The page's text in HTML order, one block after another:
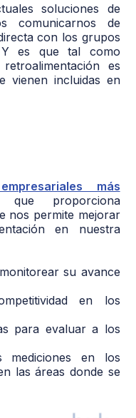
soluciones de
comunicarnos de
con los grupos
es que tal como
es
vienen incluidas en
más
proporciona
nos permite mejorar
en nuestra
su avance
en los
para evaluar a los
mediciones en los
las áreas donde se